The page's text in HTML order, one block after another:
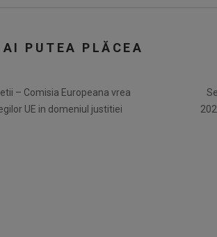
PUTEA PLĂCEA
– Comisia Europeana vrea
UE in domeniul justitiei